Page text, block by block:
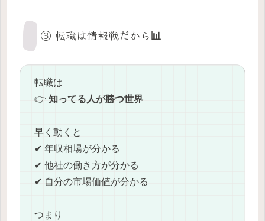
③ 転職は情報戦だから📊
転職は
👉 知ってる人が勝つ世界
早く動くと
✔ 年収相場が分かる
✔ 他社の働き方が分かる
✔ 自分の市場価値が分かる
つまり